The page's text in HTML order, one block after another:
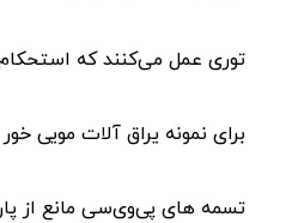
توری عمل می‌کنند که استحکام
برای نمونه یراق آلات مویی
تسمه های پی‌وی‌سی مانع از